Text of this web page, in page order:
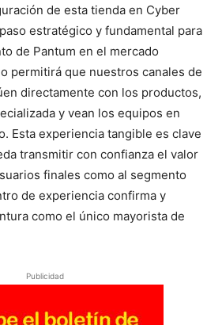
de esta tienda en Cyber
estratégico y fundamental para
de Pantum en el mercado
permitirá que nuestros canales de
directamente con los productos,
y vean los equipos en
Esta experiencia tangible es clave
transmitir con confianza el valor
finales como al segmento
de experiencia confirma y
como el único mayorista de
Publicidad